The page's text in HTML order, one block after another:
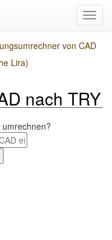
von CAD
Lira)
nach TRY